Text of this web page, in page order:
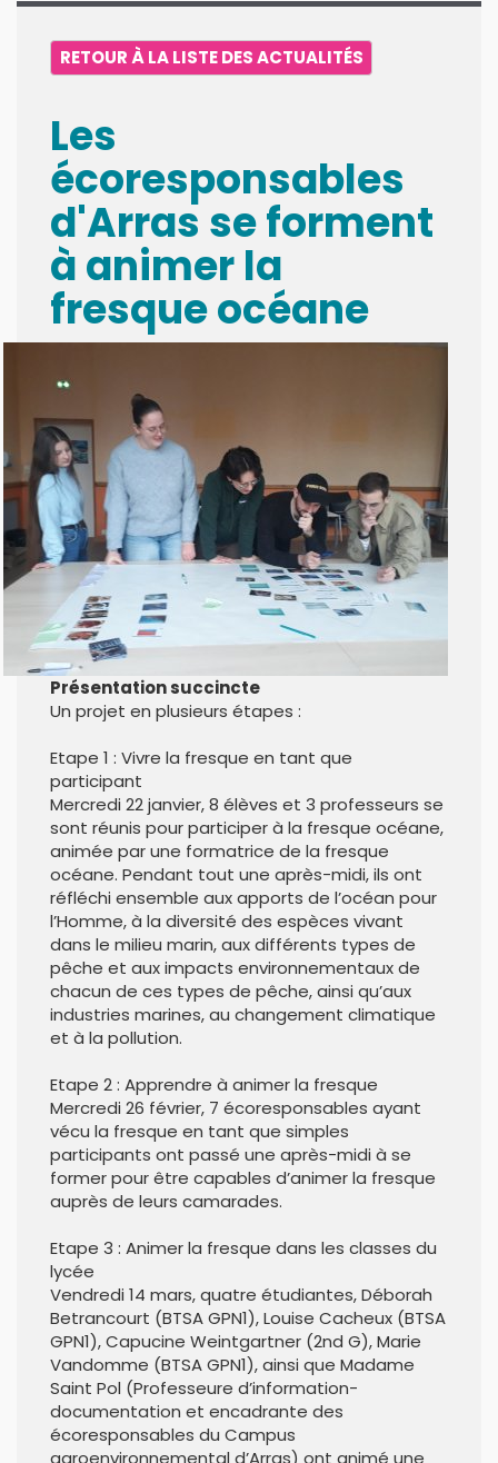
RETOUR À LA LISTE DES ACTUALITÉS
Les
écoresponsables
d'Arras se forment
à animer la
fresque océane
Présentation succincte
Un projet en plusieurs étapes :
Etape 1 : Vivre la fresque en tant que
participant
Mercredi 22 janvier, 8 élèves et 3 professeurs se
sont réunis pour participer à la fresque océane,
animée par une formatrice de la fresque
océane. Pendant tout une après-midi, ils ont
réfléchi ensemble aux apports de l’océan pour
l’Homme, à la diversité des espèces vivant
dans le milieu marin, aux différents types de
pêche et aux impacts environnementaux de
chacun de ces types de pêche, ainsi qu’aux
industries marines, au changement climatique
et à la pollution.
Etape 2 : Apprendre à animer la fresque
Mercredi 26 février, 7 écoresponsables ayant
vécu la fresque en tant que simples
participants ont passé une après-midi à se
former pour être capables d’animer la fresque
auprès de leurs camarades.
Etape 3 : Animer la fresque dans les classes du
lycée
Vendredi 14 mars, quatre étudiantes, Déborah
Betrancourt (BTSA GPN1), Louise Cacheux (BTSA
GPN1), Capucine Weintgartner (2nd G), Marie
Vandomme (BTSA GPN1), ainsi que Madame
Saint Pol (Professeure d’information-
documentation et encadrante des
écoresponsables du Campus
agroenvironnemental d’Arras) ont animé une